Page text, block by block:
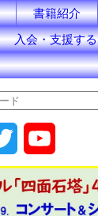
書籍紹介
入会・支援する
w
i
o